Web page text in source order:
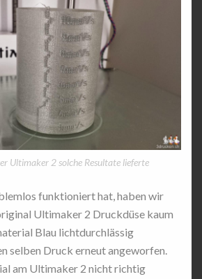
Ultimaker 2 solche Resultate lieferte
funktioniert hat, haben wir
Ultimaker 2 Druckdüse kaum
Blau lichtdurchlässig
selben Druck erneut angeworfen.
am Ultimaker 2 nicht richtig